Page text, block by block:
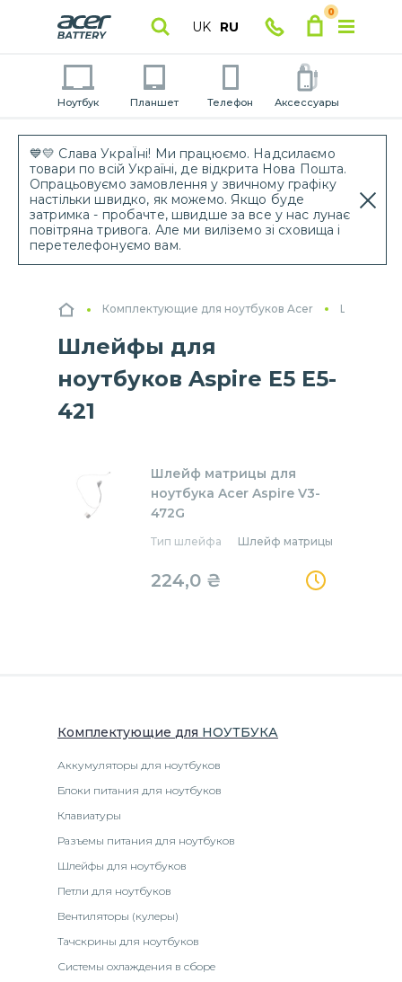
💙💛 Слава УкраЇні! Ми працюємо. Надсилаємо
товари по всій Україні, де відкрита Нова Пошта.
Опрацьовуємо замовлення у звичному графіку
настільки швидко, як можемо. Якщо буде
затримка - пробачте, швидше за все у нас лунає
повітряна тривога. Але ми виліземо зі сховища і
перетелефонуємо вам.
UK RU
0
Ноутбук Планшет Телефон Аксессуары
Комплектующие для ноутбуков Acer Шлейфы
Шлейфы для
ноутбуков Aspire E5 E5-
421
Шлейф матрицы для
ноутбука Acer Aspire V3-
472G
Тип шлейфа Шлейф матрицы
224,0 ₴
Комплектующие для НОУТБУКА
Аккумуляторы для ноутбуков
Блоки питания для ноутбуков
Клавиатуры
Разъемы питания для ноутбуков
Шлейфы для ноутбуков
Петли для ноутбуков
Вентиляторы (кулеры)
Тачскрины для ноутбуков
Системы охлаждения в сборе